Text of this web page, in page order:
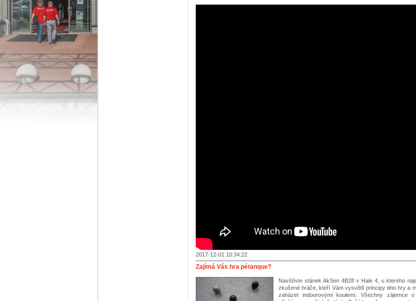
2017-12-01 10:34:22
Zajímá Vás hra pétanque?
Navštívte stánek AkSen 4B28 v Hale 4, u kterého
zkušené hráče, kteří Vám vysvětlí principy této hry a
zaházet indoorovými koulemi. Všechny zájemce